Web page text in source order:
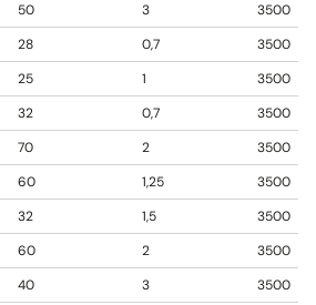
50 3
3500
28 0,7
3500
25 1
3500
32 0,7
3500
70 2
3500
60 1,25
3500
32 1,5
3500
60 2
3500
40 3
3500